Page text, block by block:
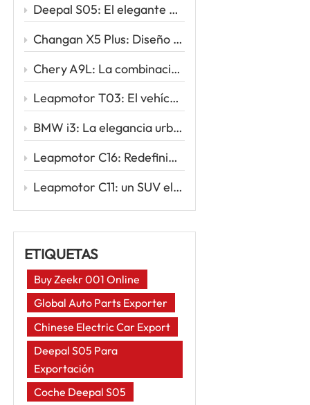
Deepal S05: El elegante SUV eléctrico que redefine la movilidad inteligente
Changan X5 Plus: Diseño deportivo, conducción potente, valor excepcional
Chery A9L: La combinación perfecta de sofisticación y rendimiento
Leapmotor T03: El vehículo eléctrico urbano inteligente para tu primer viaje eléctrico
BMW i3: La elegancia urbana se une a la innovación eléctrica
Leapmotor C16: Redefiniendo los viajes familiares con la potencia inteligente de los vehículos eléctricos
Leapmotor C11: un SUV eléctrico inteligente para la nueva era de la conducción
ETIQUETAS
Buy Zeekr 001 Online
Global Auto Parts Exporter
Chinese Electric Car Export
Deepal S05 Para
Exportación
Coche Deepal S05